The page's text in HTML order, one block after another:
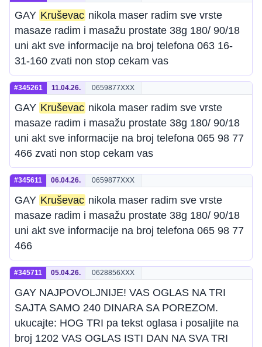
GAY Kruševac nikola maser radim sve vrste
masaze radim i masažu prostate 38g 180/ 90/18
uni akt sve informacije na broj telefona 063 16-
31-160 zvati non stop cekam vas
#345261 11.04.26. 0659877XXX
GAY Kruševac nikola maser radim sve vrste
masaze radim i masažu prostate 38g 180/ 90/18
uni akt sve informacije na broj telefona 065 98 77
466 zvati non stop cekam vas
#345611 06.04.26. 0659877XXX
GAY Kruševac nikola maser radim sve vrste
masaze radim i masažu prostate 38g 180/ 90/18
uni akt sve informacije na broj telefona 065 98 77
466
#345711 05.04.26. 0628856XXX
GAY NAJPOVOLJNIJE! VAS OGLAS NA TRI
SAJTA SAMO 240 DINARA SA POREZOM.
ukucajte: HOG TRI pa tekst oglasa i posaljite na
broj 1202 VAS OGLAS ISTI DAN NA SVA TRI